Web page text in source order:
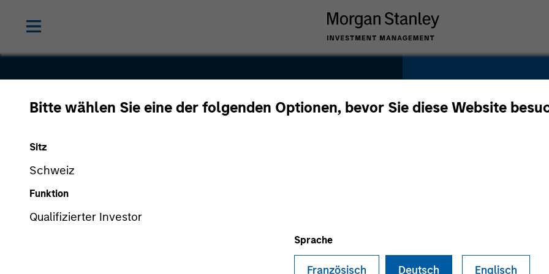
Bitte wählen Sie eine der folgenden Optionen, bevor Sie diese Website
Sitz
Schweiz
Funktion
Qualifizierter Investor
Sprache
Französisch Deutsch Englisch
Healthcare